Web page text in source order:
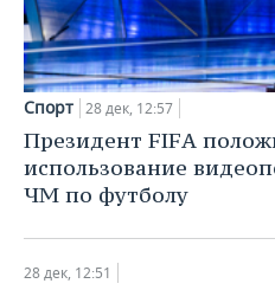
Спорт 28 дек, 12:57
Президент FIFA
использование
ЧМ по футболу
28 дек, 12:51